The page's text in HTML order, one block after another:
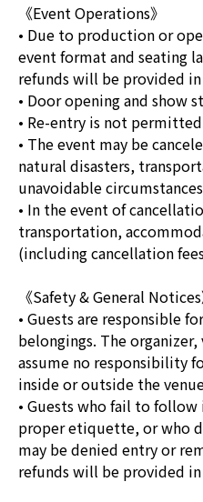
《Event Operations》
• Due to production or
event format and seating
refunds will be provided in
• Door opening and show
• Re-entry is not
• The event may be
natural disasters,
unavoidable
• In the event of
transportation,
(including cancellation
《Safety & General Notices
• Guests are responsible
belongings. The
assume no responsibility
inside or outside the
• Guests who fail to
proper etiquette, or who
may be denied entry or
refunds will be provided in